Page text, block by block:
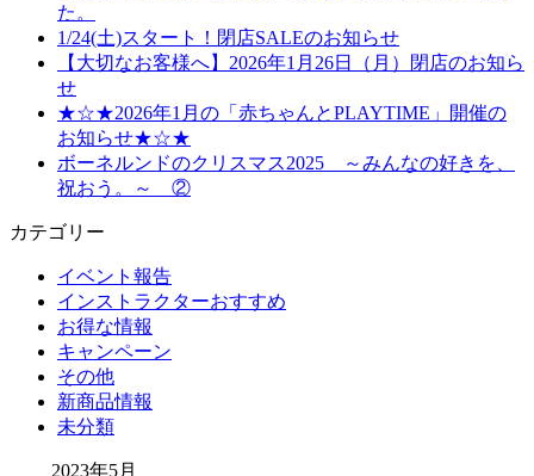
た。
1/24(土)スタート！閉店SALEのお知らせ
【大切なお客様へ】2026年1月26日（月）閉店のお知ら
せ
★☆★2026年1月の「赤ちゃんとPLAYTIME」開催の
お知らせ★☆★
ボーネルンドのクリスマス2025 ～みんなの好きを、
祝おう。～ ②
カテゴリー
イベント報告
インストラクターおすすめ
お得な情報
キャンペーン
その他
新商品情報
未分類
2023年5月